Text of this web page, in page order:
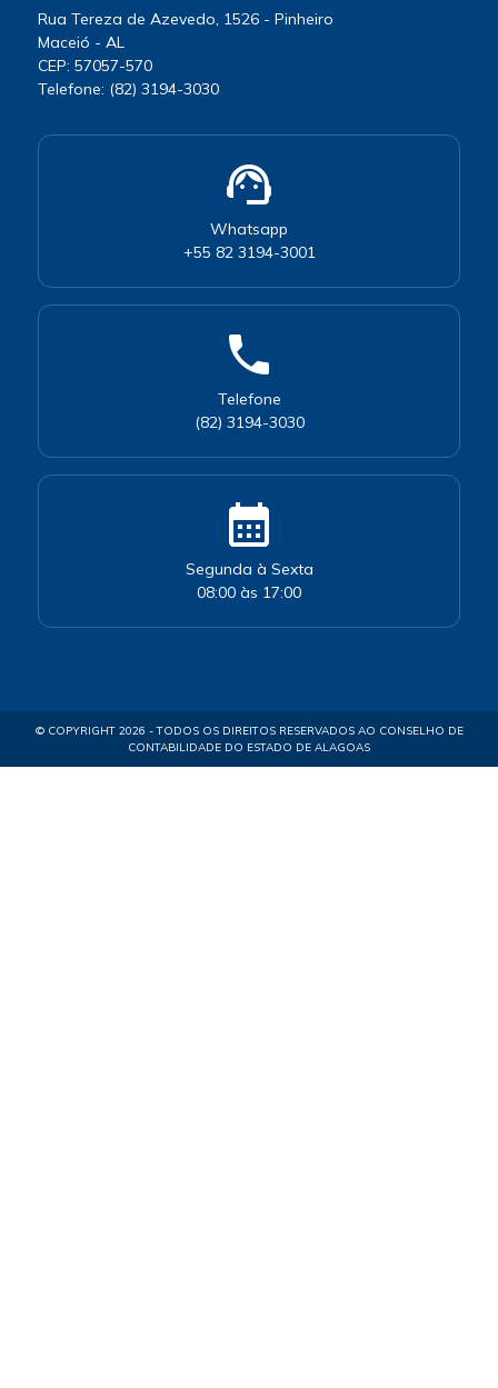
Rua Tereza de Azevedo, 1526 - Pinheiro
Maceió - AL
CEP: 57057-570
Telefone: (82) 3194-3030
support_agent
Whatsapp
+55 82 3194-3001
phone
Telefone
(82) 3194-3030
calendar_month
Segunda à Sexta
08:00 às 17:00
© COPYRIGHT 2026 - TODOS OS DIREITOS RESERVADOS AO CONSELHO DE
CONTABILIDADE DO ESTADO DE ALAGOAS